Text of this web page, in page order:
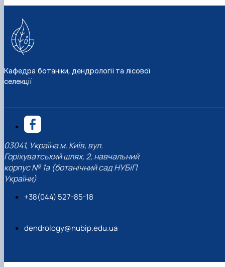
Кафедра ботаніки, дендрології та лісової
селекції
03041, Україна м. Київ, вул.
Горіхуватський шлях, 2, навчальний
корпус № 1а (ботанічний сад НУБіП
України)
+38(044) 527-85-18
dendrology@nubip.edu.ua